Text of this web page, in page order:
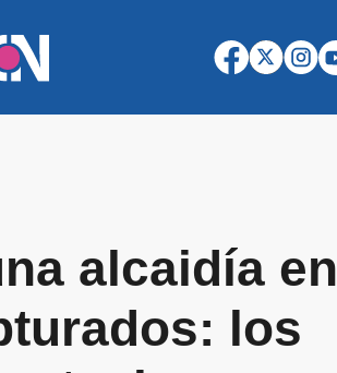
alcaidía en
los